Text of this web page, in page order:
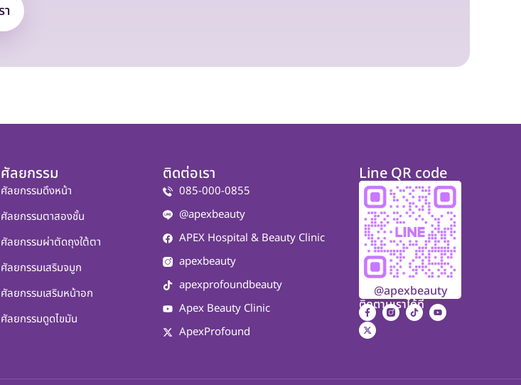
ศัลยกรรม
ศัลยกรรมดึงหน้า
ศัลยกรรมตาสองชั้น
ศัลยกรรมผ่าตัดถุงใต้ตา
ศัลยกรรมเสริมจมูก
ศัลยกรรมเสริมหน้าอก
ศัลยกรรมดูดไขมัน
ติดต่อเรา
085-000-0855
@apexbeauty
APEX Hospital & Beauty Clinic
apexbeauty
apexprofoundbeauty
Apex Beauty Clinic
ApexProfound
Line QR code
@apexbeauty
ติดตามเราได้ที่